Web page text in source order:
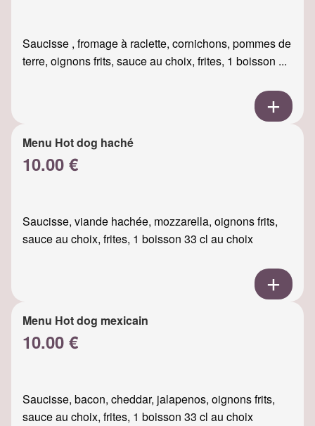
Saucisse , fromage à raclette, cornichons, pommes de
terre, oignons frits, sauce au choix, frites, 1 boisson ...
Menu Hot dog haché
10.00 €
Saucisse, viande hachée, mozzarella, oignons frits,
sauce au choix, frites, 1 boisson 33 cl au choix
Menu Hot dog mexicain
10.00 €
Saucisse, bacon, cheddar, jalapenos, oignons frits,
sauce au choix, frites, 1 boisson 33 cl au choix